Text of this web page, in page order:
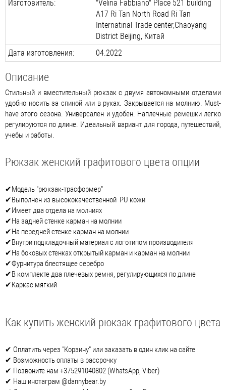
Изготовитель:
"Velina Fabbiano" Place 521 building
A17 Ri Tan North Road Ri Tan
Internatinal Trade center,Chaoyang
District Beijing, Китай
Дата изготовления:
04.2022
Описание
Стильный и вместительный рюкзак с двумя автономными отделами
удобно носить за спиной или в руках. Закрывается на молнию. Must-
have этого сезона. Универсален и удобен. Наплечные ремешки легко
регулируются по длине. Идеальный вариант для города, путешествий,
учебы и работы.
Рюкзак женский графитового цвета опции
✔Модель "рюкзак-трасформер"
✔Выполнен из высококачественной PU кожи
✔Имеет два отдела на молниях
✔На задней стенке карман на молнии
✔На передней стенке карман на молнии
✔Внутри подкладочный материал с логотипом производителя
✔На боковых стенках открытый карман и карман на молнии
✔Фурнитура блестящее серебро
✔В комплекте два плечевых ремня, регулирующихся по длине
✔Каркас мягкий
Как купить женский рюкзак графитового цвета
✔ Оплатить через "Корзину" или заказать в один клик на сайте
✔ Возможность оплаты в рассрочку
✔ Позвоните нам +375291040802 (WhatsApp, Viber)
✔ Наш инстаграм @dannybear.by